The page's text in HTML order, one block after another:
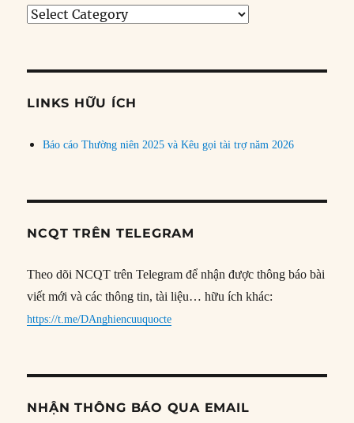
Tìm
đề
LINKS HỮU ÍCH
Báo cáo Thường niên 2025 và Kêu gọi tài trợ năm 2026
NCQT TRÊN TELEGRAM
Theo dõi NCQT trên Telegram để nhận được thông báo bài
viết mới và các thông tin, tài liệu… hữu ích khác:
https://t.me/DAnghiencuuquocte
NHẬN THÔNG BÁO QUA EMAIL